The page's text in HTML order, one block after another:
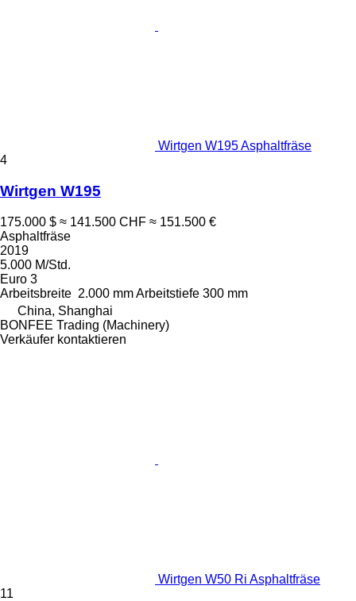
Wirtgen W195 Asphaltfräse
4
Wirtgen W195
175.000 $ ≈ 141.500 CHF ≈ 151.500 €
Asphaltfräse
2019
5.000 M/Std.
Euro 3
Arbeitsbreite 2.000 mmArbeitstiefe 300 mm
China, Shanghai
BONFEE Trading (Machinery)
Verkäufer kontaktieren
Wirtgen W50 Ri Asphaltfräse
11